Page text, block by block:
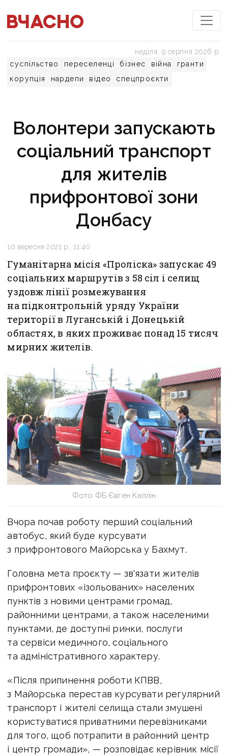
суспільство переселенці бізнес війна
гранти
корупція
нардепи відео спецпроєкти
неділя, 9 серпня 2026 р.
Волонтери запускають
соціальний транспорт
для жителів
прифронтової зони
Донбасу
10 вересня 2021 р., 11:40
Гуманітарна місія «Проліска» запускає 49
соціальних маршрутів з 58 сіл і селищ
уздовж лінії розмежування
на підконтрольній уряду України
території в Луганській і Донецькій
областях, в яких проживає понад 15 тисяч
мирних жителів.
Фото ФБ Євген Каплін
Вчора почав роботу перший соціальний
автобус, який буде курсувати
з прифронтового Майорська у Бахмут.
Головна мета проєкту — зв'язати жителів
прифронтових «ізольованих» населених
пунктів з новими центрами громад,
районними центрами, а також населеними
пунктами, де доступні ринки, послуги
та сервіси медичного, соціального
та адміністративного характеру.
«Після припинення роботи КПВВ,
з Майорська перестав курсувати регулярний
транспорт і жителі селища стали змушені
користуватися приватними перевізниками
для того, щоб потрапити в районний центр
і центр громади», — розповідає керівник місії